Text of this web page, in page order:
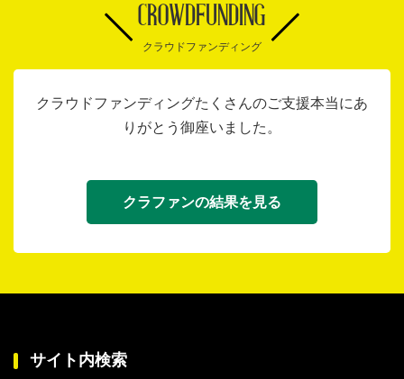
CROWDFUNDING
クラウドファンディング
クラウドファンディングたくさんのご支援本当にあ
りがとう御座いました。
クラファンの結果を見る
サイト内検索